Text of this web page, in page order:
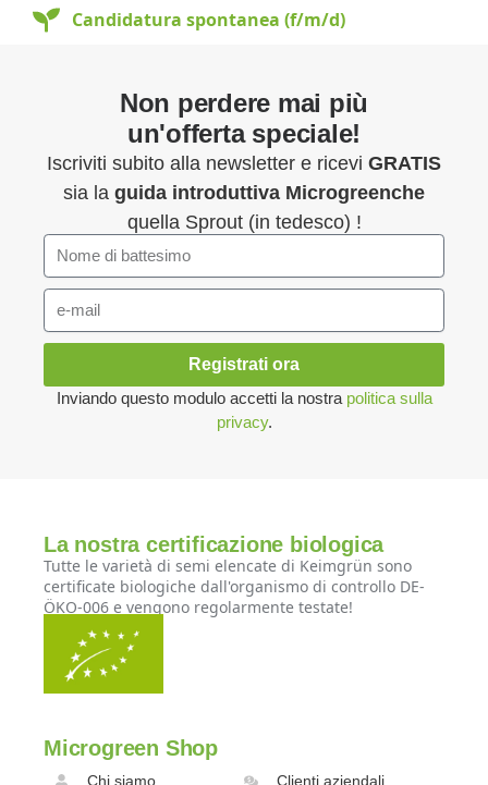
Candidatura spontanea (f/m/d)
Non perdere mai più
un'offerta speciale!
Iscriviti subito alla newsletter e ricevi GRATIS
sia la guida introduttiva Microgreenche
quella Sprout (in tedesco) !
Registrati ora
Inviando questo modulo accetti la nostra politica sulla
privacy.
La nostra certificazione biologica
Tutte le varietà di semi elencate di Keimgrün sono
certificate biologiche dall'organismo di controllo DE-
ÖKO-006 e vengono regolarmente testate!
Microgreen Shop
Chi siamo Clienti aziendali